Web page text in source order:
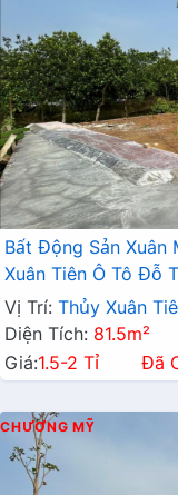
Bất Động Sản Xuân
Xuân Tiên Ô Tô Đỗ
Liên Xã Gần QL21A
Vị Trí: Thủy Xuân
Diện Tích: 81.5m²
Giá:1.5-2 Tỉ Đã
CHƯƠNG MỸ